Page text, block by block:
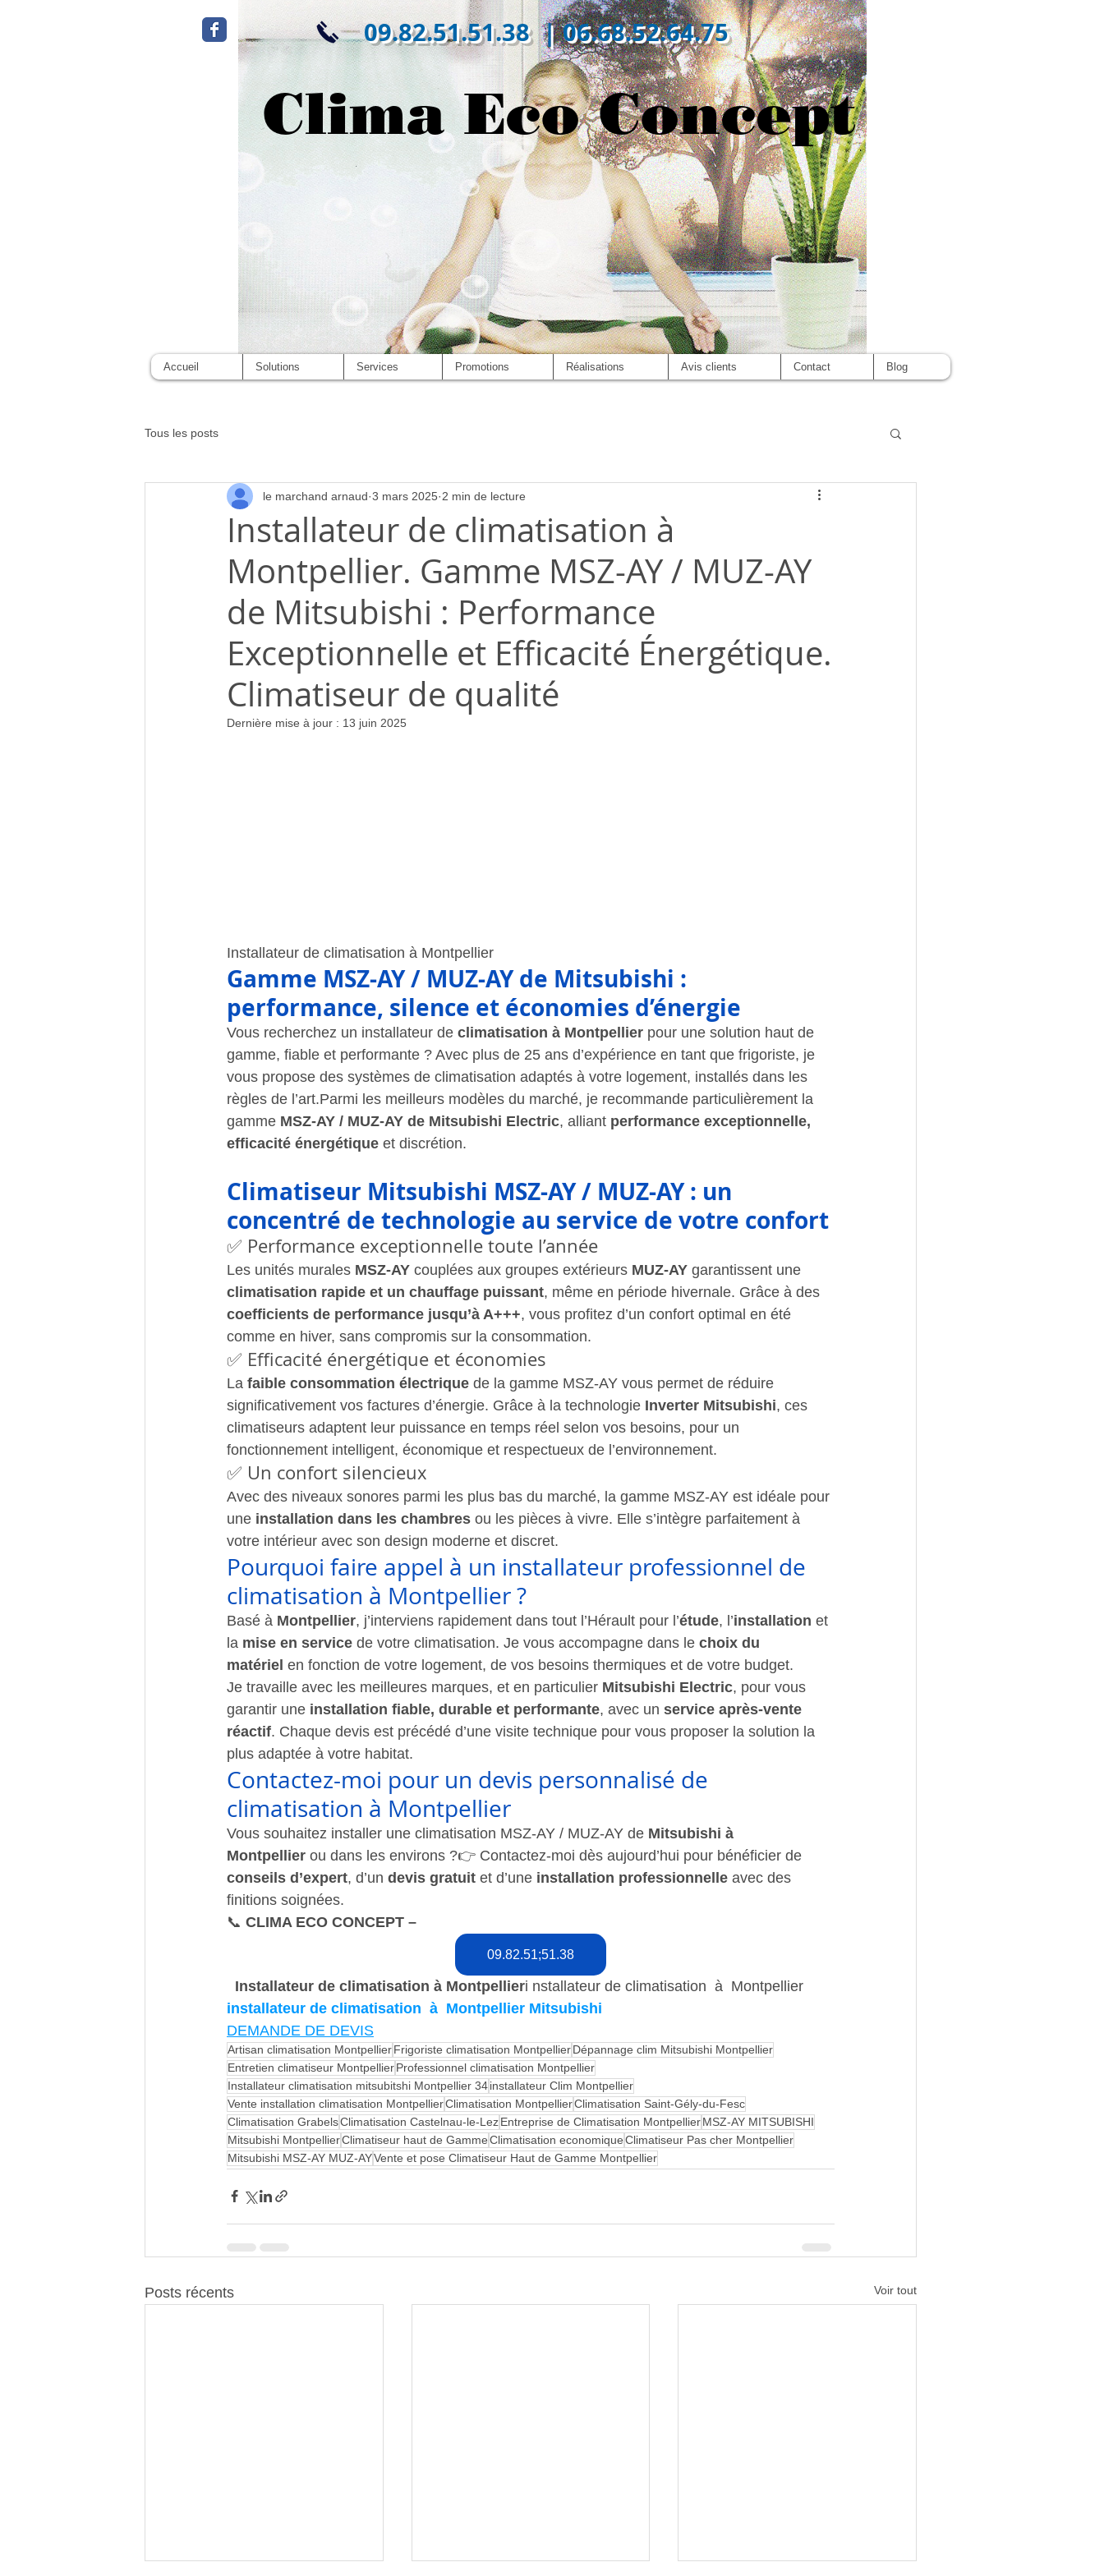
09.82.51.51.38 | 06.68.52.64.75
Clima Eco Concept
Accueil Solutions Services Promotions Réalisations Avis clients Contact Blog
Tous les posts
Installateur de climatisation à
Montpellier. Gamme MSZ-AY / MUZ-AY
de Mitsubishi : Performance
Exceptionnelle et Efficacité Énergétique.
Climatiseur de qualité
le marchand arnaud 3 mars 2025 2 min de lecture
Dernière mise à jour : 13 juin 2025
Installateur de climatisation à Montpellier
Gamme MSZ-AY / MUZ-AY de Mitsubishi :
performance, silence et économies d’énergie
Vous recherchez un installateur de climatisation à Montpellier pour une solution haut de
gamme, fiable et performante ? Avec plus de 25 ans d’expérience en tant que frigoriste, je
vous propose des systèmes de climatisation adaptés à votre logement, installés dans les
règles de l’art.Parmi les meilleurs modèles du marché, je recommande particulièrement la
gamme MSZ-AY / MUZ-AY de Mitsubishi Electric, alliant performance exceptionnelle,
efficacité énergétique et discrétion.
Climatiseur Mitsubishi MSZ-AY / MUZ-AY : un
concentré de technologie au service de votre confort
✅ Performance exceptionnelle toute l’année
Les unités murales MSZ-AY couplées aux groupes extérieurs MUZ-AY garantissent une
climatisation rapide et un chauffage puissant, même en période hivernale. Grâce à des
coefficients de performance jusqu’à A+++, vous profitez d’un confort optimal en été
comme en hiver, sans compromis sur la consommation.
✅ Efficacité énergétique et économies
La faible consommation électrique de la gamme MSZ-AY vous permet de réduire
significativement vos factures d’énergie. Grâce à la technologie Inverter Mitsubishi, ces
climatiseurs adaptent leur puissance en temps réel selon vos besoins, pour un
fonctionnement intelligent, économique et respectueux de l’environnement.
✅ Un confort silencieux
Avec des niveaux sonores parmi les plus bas du marché, la gamme MSZ-AY est idéale pour
une installation dans les chambres ou les pièces à vivre. Elle s’intègre parfaitement à
votre intérieur avec son design moderne et discret.
Pourquoi faire appel à un installateur professionnel de
climatisation à Montpellier ?
Basé à Montpellier, j’interviens rapidement dans tout l’Hérault pour l’étude, l’installation et
la mise en service de votre climatisation. Je vous accompagne dans le choix du
matériel en fonction de votre logement, de vos besoins thermiques et de votre budget.
Je travaille avec les meilleures marques, et en particulier Mitsubishi Electric, pour vous
garantir une installation fiable, durable et performante, avec un service après-vente
réactif. Chaque devis est précédé d’une visite technique pour vous proposer la solution la
plus adaptée à votre habitat.
Contactez-moi pour un devis personnalisé de
climatisation à Montpellier
Vous souhaitez installer une climatisation MSZ-AY / MUZ-AY de Mitsubishi à
Montpellier ou dans les environs ?👉 Contactez-moi dès aujourd’hui pour bénéficier de
conseils d’expert, d’un devis gratuit et d’une installation professionnelle avec des
finitions soignées.
📞 CLIMA ECO CONCEPT –
09.82.51;51.38
  Installateur de
climatisation à Montpellieri nstallateur de climatisation  à  Montpellier
installateur de climatisation  à  Montpellier Mitsubishi
DEMANDE DE DEVIS
Artisan climatisation MontpellierFrigoriste climatisation MontpellierDépannage clim Mitsubishi Montpellier
Entretien climatiseur MontpellierProfessionnel climatisation Montpellier
Installateur climatisation mitsubitshi Montpellier 34installateur Clim Montpellier
Vente installation climatisation MontpellierClimatisation MontpellierClimatisation Saint-Gély-du-Fesc
Climatisation GrabelsClimatisation Castelnau-le-LezEntreprise de Climatisation MontpellierMSZ-AY MITSUBISHI
Mitsubishi MontpellierClimatiseur haut de GammeClimatisation economiqueClimatiseur Pas cher Montpellier
Mitsubishi MSZ-AY MUZ-AYVente et pose Climatiseur Haut de Gamme Montpellier
Posts récents Voir tout